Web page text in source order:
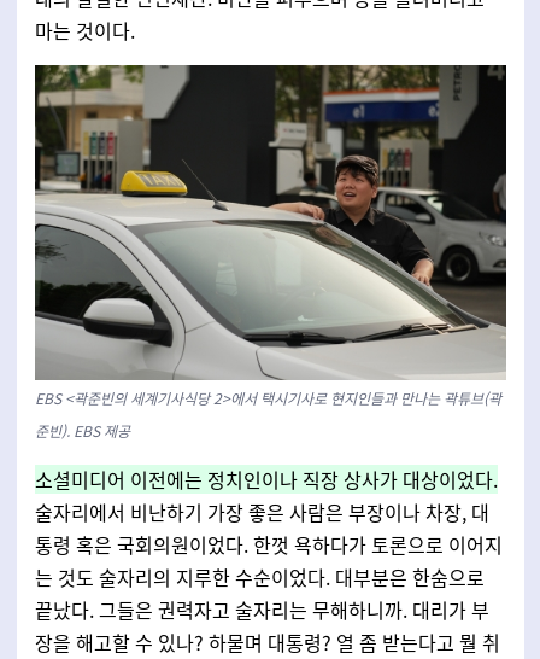
마는 것이다.
EBS <곽준빈의 세계기사식당 2>에서 택시기사로 현지인들과 만나는 곽튜브(곽
준빈). EBS 제공
소셜미디어 이전에는 정치인이나 직장 상사가 대상이었다.
술자리에서 비난하기 가장 좋은 사람은 부장이나 차장, 대
통령 혹은 국회의원이었다. 한껏 욕하다가 토론으로 이어지
는 것도 술자리의 지루한 수순이었다. 대부분은 한숨으로
끝났다. 그들은 권력자고 술자리는 무해하니까. 대리가 부
장을 해고할 수 있나? 하물며 대통령? 열 좀 받는다고 뭘 취